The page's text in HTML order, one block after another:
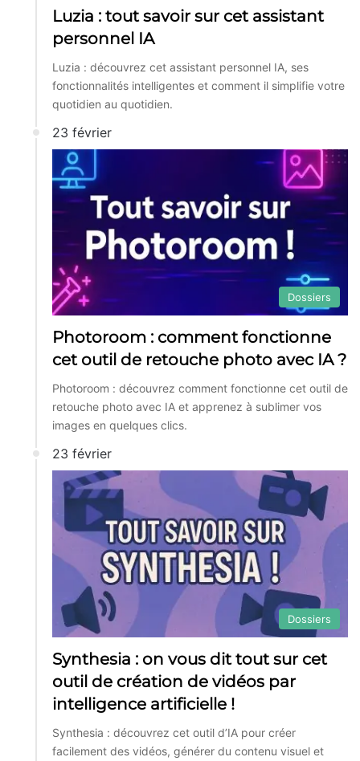
Luzia : tout savoir sur cet assistant
personnel IA
Luzia : découvrez cet assistant personnel IA, ses
fonctionnalités intelligentes et comment il simplifie votre
quotidien au quotidien.
23 février
Dossiers
Photoroom : comment fonctionne
cet outil de retouche photo avec IA ?
Photoroom : découvrez comment fonctionne cet outil de
retouche photo avec IA et apprenez à sublimer vos
images en quelques clics.
23 février
Dossiers
Synthesia : on vous dit tout sur cet
outil de création de vidéos par
intelligence artificielle !
Synthesia : découvrez cet outil d’IA pour créer
facilement des vidéos, générer du contenu visuel et